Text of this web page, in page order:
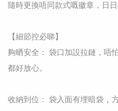
隨時更換唔同款式嘅徽章，日日
​【細節控必睇】
夠晒安全： 袋口加設拉鏈，唔
都好放心。
收納到位： 袋入面有埋暗袋，